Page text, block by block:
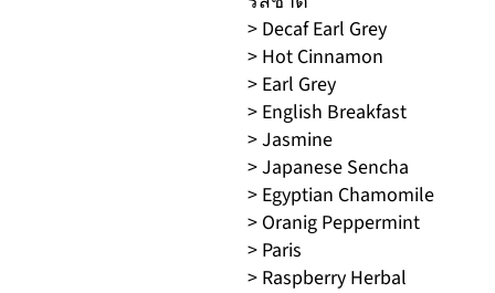
> Decaf Earl Grey
> Hot Cinnamon
> Earl Grey
> English Breakfast
> Jasmine
> Japanese Sencha
> Egyptian Chamomile
> Oranig Peppermint
> Paris
> Raspberry Herbal